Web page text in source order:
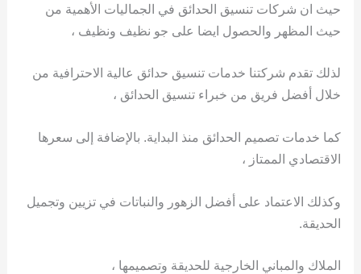
حيث ان شركات تنسيق الحدائق في الجماليات الأهمية من
حيث المظهر والحصول ايضا على جو نظيف ونظيف ،
لذلك تقدم شركتنا خدمات تنسيق حدائق عالية الاحترافية من
خلال أفضل فريق من خبراء تنسيق الحدائق ،
كما خدمات تصميم الحدائق منذ البداية. بالإضافة إلى سعرها
الاقتصادي الممتاز ،
وكذلك الاعتماد على أفضل الزهور والنباتات في تزيين وتجميل
الحديقة.
الملاك والمباني الخارجية للحديقة وتصميمها ،